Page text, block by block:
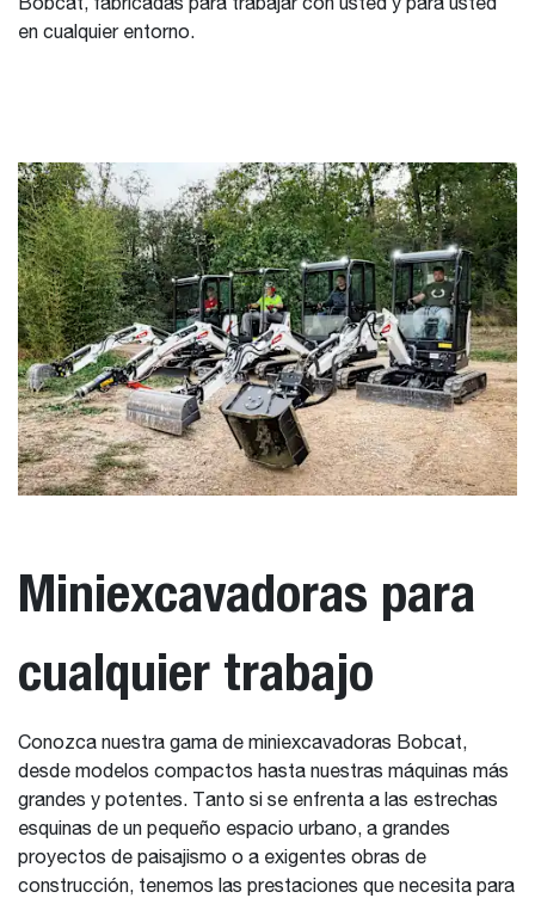
Bobcat, fabricadas para trabajar con usted y para usted
en cualquier entorno.
Miniexcavadoras para
cualquier trabajo
Conozca nuestra gama de miniexcavadoras Bobcat,
desde modelos compactos hasta nuestras máquinas más
grandes y potentes. Tanto si se enfrenta a las estrechas
esquinas de un pequeño espacio urbano, a grandes
proyectos de paisajismo o a exigentes obras de
construcción, tenemos las prestaciones que necesita para